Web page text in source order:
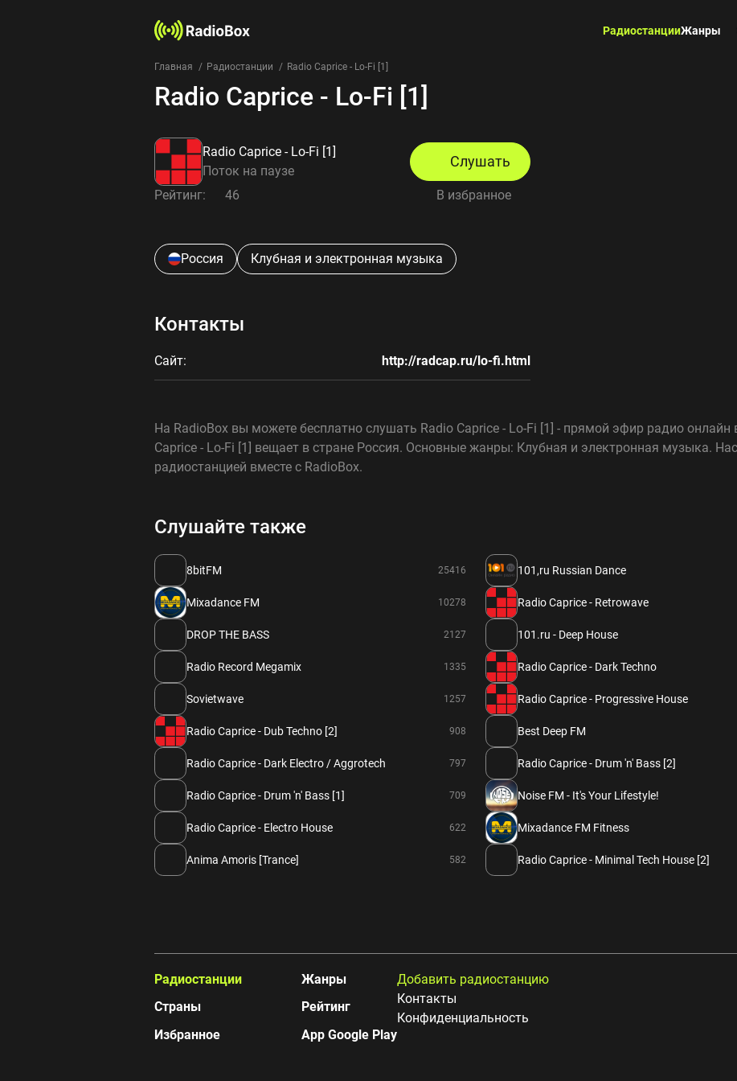
РадиостанцииЖанры
Главная Радиостанции Radio Caprice - Lo-Fi [1]
Radio Caprice - Lo-Fi [1]
Radio Caprice - Lo-Fi [1]
Поток на паузе
Слушать
Рейтинг: 46 В избранное
Россия Клубная и электронная музыка
Контакты
Сайт: http://radcap.ru/lo-fi.html
На RadioBox вы можете бесплатно слушать Radio Caprice - Lo-Fi [1] - прямой эфир радио онлайн
Caprice - Lo-Fi [1] вещает в стране Россия. Основные жанры: Клубная и электронная музыка.
радиостанцией вместе с RadioBox.
Слушайте также
8bitFM 25416 101,ru Russian Dance
Mixadance FM 10278 Radio Caprice - Retrowave
DROP THE BASS 2127 101.ru - Deep House
Radio Record Megamix 1335 Radio Caprice - Dark Techno
Sovietwave 1257 Radio Caprice - Progressive House
Radio Caprice - Dub Techno [2] 908 Best Deep FM
Radio Caprice - Dark Electro / Aggrotech 797 Radio Caprice - Drum 'n' Bass [2]
Radio Caprice - Drum 'n' Bass [1] 709 Noise FM - It's Your Lifestyle!
Radio Caprice - Electro House 622 Mixadance FM Fitness
Anima Amoris [Trance] 582 Radio Caprice - Minimal Tech House [2]
Радиостанции
Жанры
Страны
Рейтинг
Избранное
App Google Play
Добавить радиостанцию
Контакты
Конфиденциальность